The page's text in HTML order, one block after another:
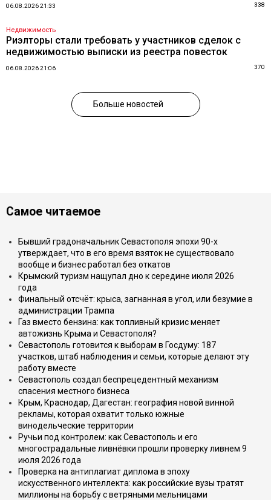
06.08.2026 21:33 338
Недвижимость
Риэлторы стали требовать у участников сделок с
недвижимостью выписки из реестра повесток
06.08.2026 21:06 370
Больше новостей
Самое читаемое
Бывший градоначальник Севастополя эпохи 90-х
утверждает, что в его время взяток не существовало
вообще и бизнес работал без откатов
Крымский туризм нащупал дно к середине июля 2026
года
Финальный отсчёт: крыса, загнанная в угол, или безумие в
администрации Трампа
Газ вместо бензина: как топливный кризис меняет
автожизнь Крыма и Севастополя?
Севастополь готовится к выборам в Госдуму: 187
участков, штаб наблюдения и семьи, которые делают эту
работу вместе
Севастополь создал беспрецедентный механизм
спасения местного бизнеса
Крым, Краснодар, Дагестан: география новой винной
рекламы, которая охватит только южные
винодельческие территории
Ручьи под контролем: как Севастополь и его
многострадальные ливнёвки прошли проверку ливнем 9
июля 2026 года
Проверка на антиплагиат диплома в эпоху
искусственного интеллекта: как российские вузы тратят
миллионы на борьбу с ветряными мельницами